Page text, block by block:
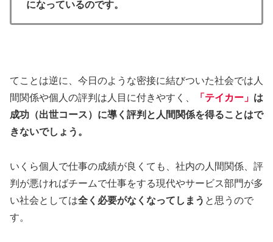
になっているのです。
てことは逆に、今日のような密接に結びついた社会では人
間関係や個人の評判は人目に付きやすく、
「テイカー」 は
成功（出世コース）に導く評判と人間関係を得ることはで
きないでしょう。
いくら個人で仕事の成績が良くても、社内の人間関係、評
判が悪ければチームで仕事をする現代やサービス部門が多
い社会としては全く必要がなくなってしまう と思うので
す。